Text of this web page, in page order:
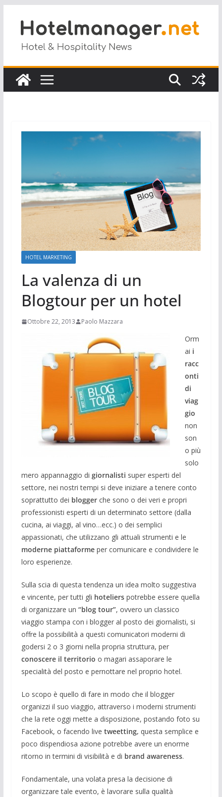
HOTEL MARKETING
La valenza di un
Blogtour per un hotel
Ottobre 22, 2013 Paolo Mazzara
Orm
ai i
racc
onti
di
viag
gio
non
son
o più
solo
mero appannaggio di giornalisti super esperti del
settore, nei nostri tempi si deve iniziare a tenere conto
soprattutto dei bloggerche sono o dei veri e propri
professionisti esperti di un determinato settore (dalla
cucina, ai viaggi, al vino…ecc.) o dei semplici
appassionati, che utilizzano gli attuali strumenti e le
moderne piattaformeper comunicare e condividere le
loro esperienze.
Sulla scia di questa tendenza un idea molto suggestiva
e vincente, per tutti gli hotelierspotrebbe essere quella
di organizzare un “blog tour”, ovvero un classico
viaggio stampa con i blogger al posto dei giornalisti, si
offre la possibilità a questi comunicatori moderni di
godersi 2 o 3 giorni nella propria struttura, per
conoscere il territorio o magari assaporare le
specialità del posto e pernottare nel proprio hotel.
Lo scopo è quello di fare in modo che il blogger
organizzi il suo viaggio, attraverso i moderni strumenti
che la rete oggi mette a disposizione, postando foto su
Facebook, o facendo live tweetting, questa semplice e
poco dispendiosa azione potrebbe avere un enorme
ritorno in termini di visibilità e di brand awareness.
Fondamentale, una volata presa la decisione di
organizzare tale evento, è lavorare sulla qualità